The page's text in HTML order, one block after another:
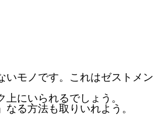
いモノです。これはゼストメン
にいられるでしょう。
る方法も取りいれよう。